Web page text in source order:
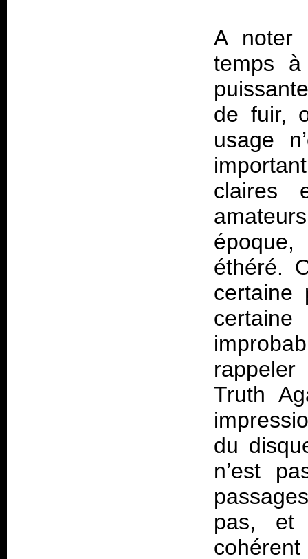
A noter
temps
de fuir,
usage
claires
éthéré.
certaine
rappeler
Truth
du
n’est
pas, et